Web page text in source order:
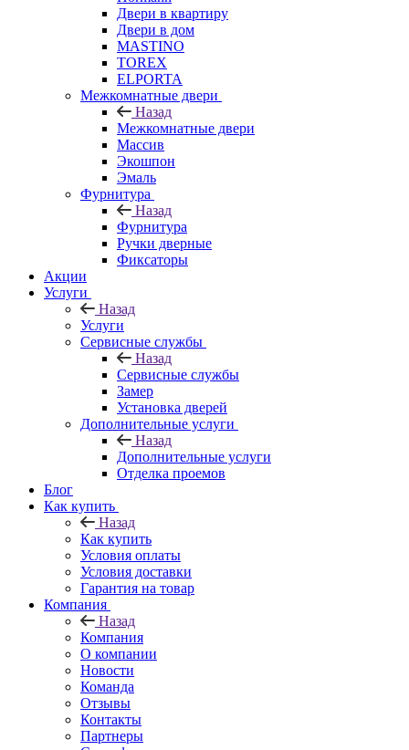
Двери в квартиру
Двери в дом
MASTINO
TOREX
ELPORTA
Межкомнатные двери
Назад
Межкомнатные двери
Массив
Экошпон
Эмаль
Фурнитура
Назад
Фурнитура
Ручки дверные
Фиксаторы
Акции
Услуги
Назад
Услуги
Сервисные службы
Назад
Сервисные службы
Замер
Установка дверей
Дополнительные услуги
Назад
Дополнительные услуги
Отделка проемов
Блог
Как купить
Назад
Как купить
Условия оплаты
Условия доставки
Гарантия на товар
Компания
Назад
Компания
О компании
Новости
Команда
Отзывы
Контакты
Партнеры